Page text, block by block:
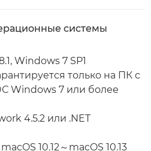
системы
Windows 7 SP1
только на ПК с
Windows 7 или более
4.5.2 или .NET
macOS 10.12～macOS 10.13